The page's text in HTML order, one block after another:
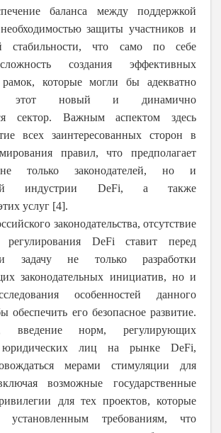
баланса между поддержкой
защиты участников и
стабильности, что само по себе
создания эффективных
которые могли бы адекватно
этот новый и динамично
сектор. Важным аспектом здесь
всех заинтересованных сторон в
правил, что предполагает
не только законодателей, но и
индустрии DeFi, а также
услуг [4].
законодательства, отсутствие
DeFi ставит перед
задачу не только разработки
законодательных инициатив, но и
особенностей данного
обеспечить его безопасное развитие.
введение норм, регулирующих
юридических лиц на рынке DeFi,
мерами стимуляции для
возможные государственные
для тех проектов, которые
установленным требованиям, что